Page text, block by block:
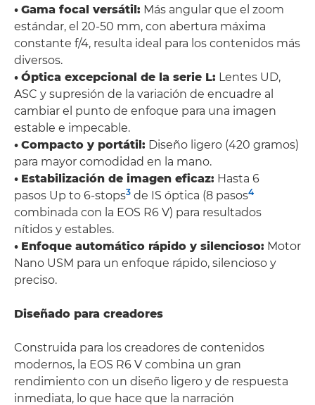
• Gama focal versátil: Más angular que el zoom
estándar, el 20-50 mm, con abertura máxima
constante f/4, resulta ideal para los contenidos más
diversos.
• Óptica excepcional de la serie L: Lentes UD,
ASC y supresión de la variación de encuadre al
cambiar el punto de enfoque para una imagen
estable e impecable.
• Compacto y portátil: Diseño ligero (420 gramos)
para mayor comodidad en la mano.
• Estabilización de imagen eficaz: Hasta 6
pasos Up to 6-stops3 de IS óptica (8 pasos4
combinada con la EOS R6 V) para resultados
nítidos y estables.
• Enfoque automático rápido y silencioso: Motor
Nano USM para un enfoque rápido, silencioso y
preciso.
Diseñado para creadores
Construida para los creadores de contenidos
modernos, la EOS R6 V combina un gran
rendimiento con un diseño ligero y de respuesta
inmediata, lo que hace que la narración